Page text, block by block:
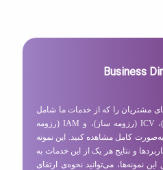
مشتریان را که از خدمات ما شامل
EBC (کارت ویزیت الکترونیکی)، ICV (رزومه ساز)، و IAM (رزومه
کامل مشاهده کنید. این نمونه
و نتایج هر یک از این خدمات به
نمونه‌ها، می‌توانید نحوه‌ی ارتقای